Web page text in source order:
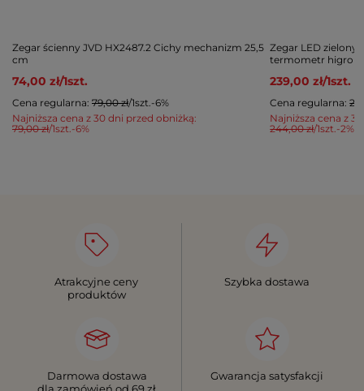
Zegar ścienny JVD HX2487.2 Cichy mechanizm 25,5
cm
74,00 zł/1szt.
Najniższa cena z 30 dni przed obniżką:
79,00 zł/1szt.-6%
Cena regularna: 79,00 zł/1szt.-6%
Zegar LED zielony
termometr
239,00 zł/1szt.
Najniższa cena z
244,00 zł/1szt.-2%
Cena regularna:
Atrakcyjne ceny
produktów
Szybka dostawa
Darmowa dostawa
Gwarancja satysfakcji